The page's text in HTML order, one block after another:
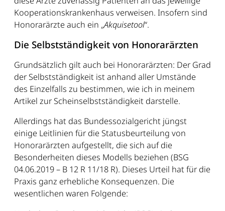
Kooperationskrankenhaus verweisen. Insofern sind
Honorarärzte auch ein „Akquisetool“.
Die Selbstständigkeit von Honorarärzten
Grundsätzlich gilt auch bei Honorarärzten: Der Grad
der Selbstständigkeit ist anhand aller Umstände
des Einzelfalls zu bestimmen, wie ich in meinem
Artikel zur Scheinselbstständigkeit darstelle.
Allerdings hat das Bundessozialgericht jüngst
einige Leitlinien für die Statusbeurteilung von
Honorarärzten aufgestellt, die sich auf die
Besonderheiten dieses Modells beziehen (BSG
04.06.2019 – B 12 R 11/18 R). Dieses Urteil hat für die
Praxis ganz erhebliche Konsequenzen. Die
wesentlichen waren Folgende: